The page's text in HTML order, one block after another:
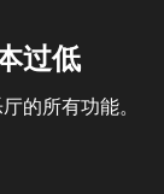
过低
的所有功能。